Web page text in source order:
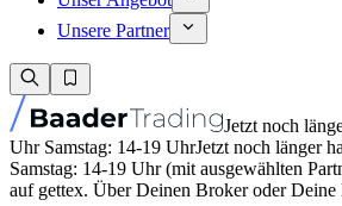
Unsere Partner
Jetzt noch
Uhr Samstag: 14-19 UhrJetzt noch länger
Samstag: 14-19 Uhr (mit ausgewählten
auf gettex. Über Deinen Broker oder Deine